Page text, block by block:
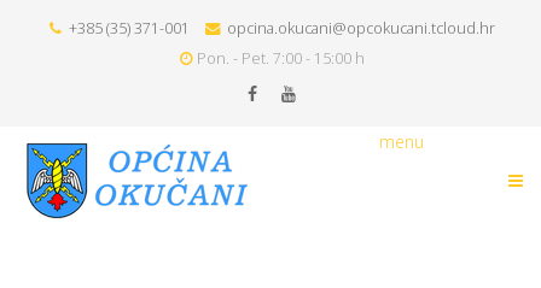
+385 (35) 371-001
opcina.okucani@opcokucani.tcloud.hr
Pon. - Pet. 7:00 - 15:00 h
menu